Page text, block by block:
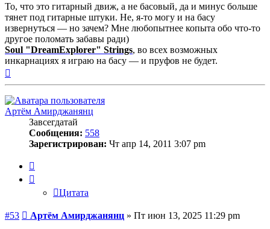
То, что это гитарный движ, а не басовый, да и минус больше
тянет под гитарные штуки. Не, я-то могу и на басу
извернуться — но зачем? Мне любопытнее копыта обо что-то
другое поломать забавы ради)
Soul "DreamExplorer" Strings, во всех возможных
инкарнациях я играю на басу — и пруфов не будет.
Артём Амирджанянц
Завсегдатай
Сообщения: 558
Зарегистрирован: Чт апр 14, 2011 3:07 pm
Цитата
#53 Сообщение
Артём Амирджанянц » Пт июн 13, 2025 11:29 pm